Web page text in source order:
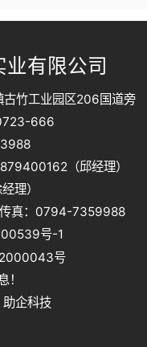
有限公司
古竹工业园区206国道旁
666
（邱经理）
理）
真：0794-7359988
号-1
号
！
助企科技